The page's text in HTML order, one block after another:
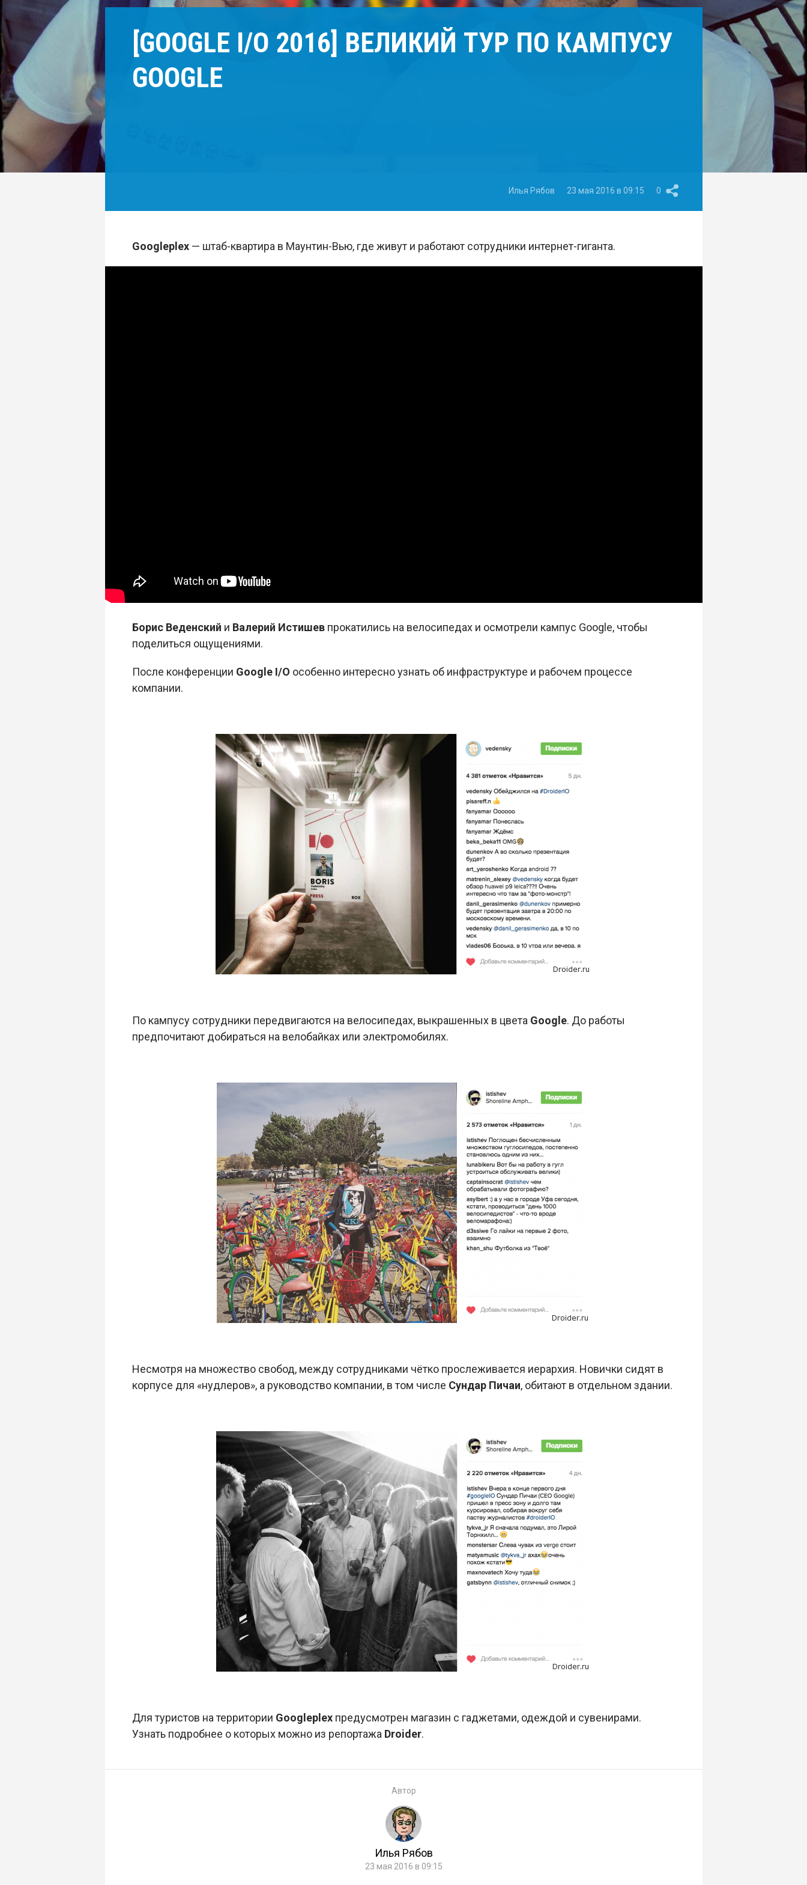
[GOOGLE I/O 2016] ВЕЛИКИЙ ТУР ПО КАМПУСУ
GOOGLE
Илья Рябов 23 мая 2016 в 09:15 0
Googleplex— штаб-квартира в Маунтин-Вью, где живут и работают сотрудники интернет-гиганта.
Борис Веденский и Валерий Истишевпрокатились на велосипедах и осмотрели кампус Google, чтобы
поделиться ощущениями.
После конференции Google I/O особенно интересно узнать об инфраструктуре и рабочем процессе
компании.
По кампусу сотрудники передвигаются на велосипедах, выкрашенных в цвета Google. До работы
предпочитают добираться на велобайках или электромобилях.
Несмотря на множество свобод, между сотрудниками чётко прослеживается иерархия. Новички сидят в
корпусе для «нудлеров», а руководство компании, в том числе Сундар Пичаи, обитают в отдельном здании.
Для туристов на территории Googleplexпредусмотрен магазин с гаджетами, одеждой и сувенирами.
Узнать подробнее о которых можно из репортажа Droider.
Автор
Илья Рябов
23 мая 2016 в 09:15